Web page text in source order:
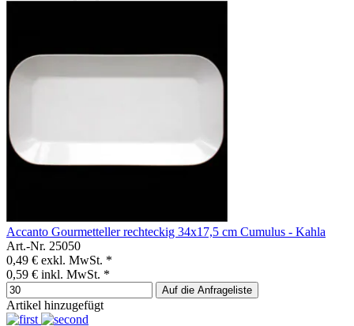
Accanto Gourmetteller rechteckig 34x17,5 cm Cumulus - Kahla
Art.-Nr. 25050
0,49 € exkl. MwSt. *
0,59 € inkl. MwSt. *
Auf die Anfrageliste
Artikel hinzugefügt